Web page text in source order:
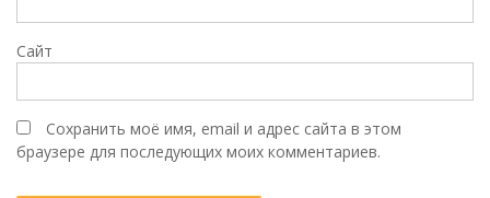
Сайт
Сохранить моё имя, email и адрес сайта в этом
браузере для последующих моих комментариев.